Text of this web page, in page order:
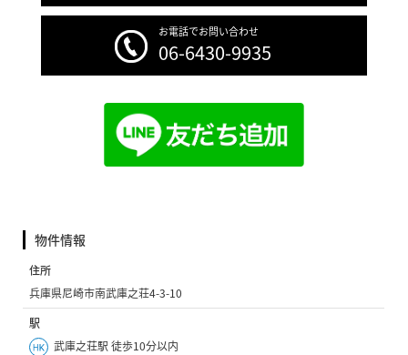
お電話でお問い合わせ
06-6430-9935
物件情報
住所
兵庫県尼崎市南武庫之荘4-3-10
駅
武庫之荘駅 徒歩10分以内